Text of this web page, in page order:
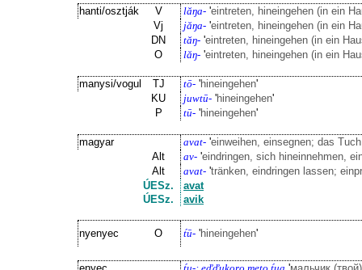
hanti/osztják V lăŋa- 'eintreten, hineingehen (in ein
Vj
jăŋa- 'eintreten, hineingehen (in ein
DN
tăŋ- 'eintreten, hineingehen (in ein
O
lăŋ- 'eintreten, hineingehen (in ein
manysi/vogul TJ tō- 'hineingehen'
KU
juwtū- 'hineingehen'
P
tū- 'hineingehen'
magyar avat- 'einweihen, einsegnen; das
Alt
av- 'eindringen, sich hineinnehmen,
Alt
avat- 'tränken, eindringen lassen;
ÚESz.
avat
ÚESz.
avik
nyenyec O t́ū- 'hineingehen'